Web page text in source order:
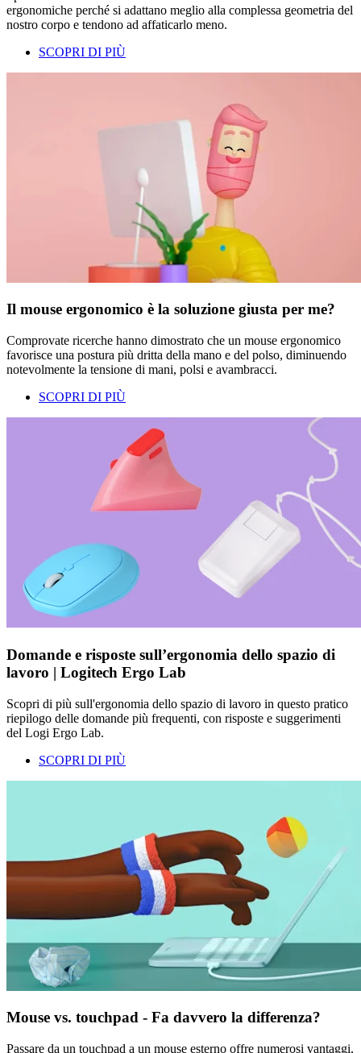
ergonomiche perché si adattano meglio alla complessa geometria del
nostro corpo e tendono ad affaticarlo meno.
SCOPRI DI PIÙ
Il mouse ergonomico è la soluzione giusta per me?
Comprovate ricerche hanno dimostrato che un mouse ergonomico
favorisce una postura più dritta della mano e del polso, diminuendo
notevolmente la tensione di mani, polsi e avambracci.
SCOPRI DI PIÙ
Domande e risposte sull’ergonomia dello spazio di
lavoro | Logitech Ergo Lab
Scopri di più sull'ergonomia dello spazio di lavoro in questo pratico
riepilogo delle domande più frequenti, con risposte e suggerimenti
del Logi Ergo Lab.
SCOPRI DI PIÙ
Mouse vs. touchpad - Fa davvero la differenza?
Passare da un touchpad a un mouse esterno offre numerosi vantaggi,